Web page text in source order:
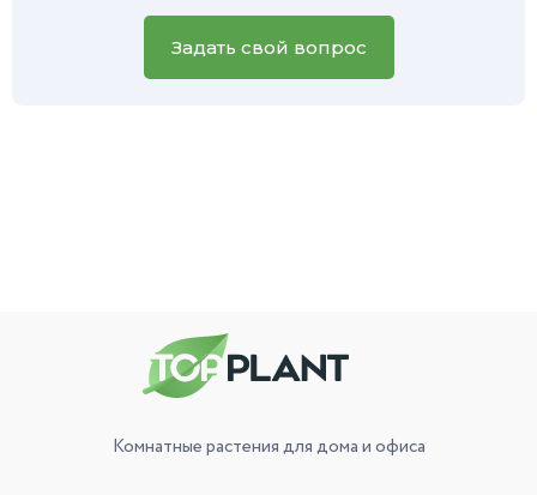
вашего зеленого питомца, и наш специалист обязательно
Задать свой вопрос
Комнатные растениядля дома и офиса